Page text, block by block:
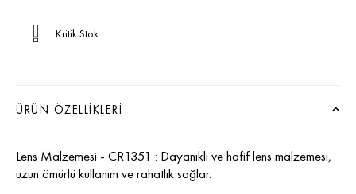
Kritik Stok
ÜRÜN ÖZELLIKLERI
Lens Malzemesi - CR1351 : Dayanıklı ve hafif lens malzemesi,
uzun ömürlü kullanım ve rahatlık sağlar.